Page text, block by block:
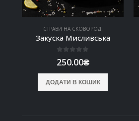
СТРАВИ НА СКОВОРОДІ
Закуска Мисливська
250.00₴
ДОДАТИ В КОШИК